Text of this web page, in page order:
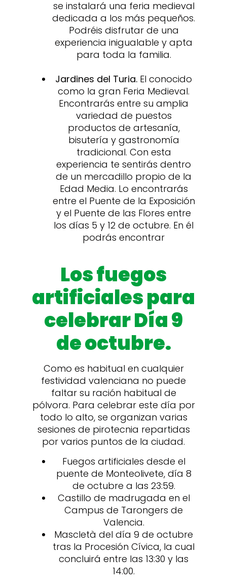
se instalará una feria medieval
dedicada a los más pequeños.
Podréis disfrutar de una
experiencia inigualable y apta
para toda la familia.
Jardines del Turia. El conocido
como la gran Feria Medieval.
Encontrarás entre su amplia
variedad de puestos
productos de artesanía,
bisutería y gastronomía
tradicional. Con esta
experiencia te sentirás dentro
de un mercadillo propio de la
Edad Media. Lo encontrarás
entre el Puente de la Exposición
y el Puente de las Flores entre
los días 5 y 12 de octubre. En él
podrás encontrar
Los fuegos
artificiales para
celebrar Día 9
de octubre.
Como es habitual en cualquier
festividad valenciana no puede
faltar su ración habitual de
pólvora. Para celebrar este día por
todo lo alto, se organizan varias
sesiones de pirotecnia repartidas
por varios puntos de la ciudad.
Fuegos artificiales desde el
puente de Monteolivete, día 8
de octubre a las 23:59.
Castillo de madrugada en el
Campus de Tarongers de
Valencia.
Mascletà del día 9 de octubre
tras la Procesión Cívica, la cual
concluirá entre las 13:30 y las
14:00.